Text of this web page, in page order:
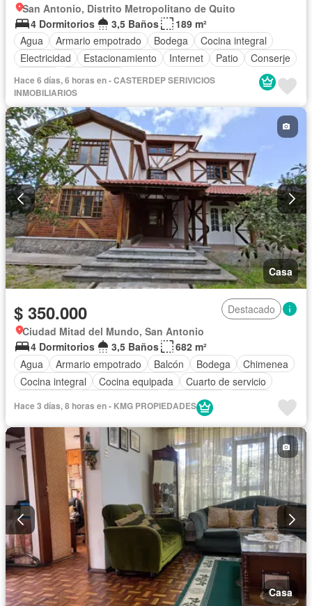
San Antonio, Distrito Metropolitano de Quito
4 Dormitorios
3,5 Baños
189 m²
Agua
Armario empotrado Bodega
Cocina integral
Electricidad
Estacionamiento Internet Patio
Conserje
Terraza
Sin amoblar
Hace 6 días, 6 horas en - CASTERDEP SERIVICIOS
INMOBILIARIOS
Casa
$ 350.000
Destacado
Ciudad Mitad del Mundo, San Antonio
4 Dormitorios
3,5 Baños
682 m²
Agua
Armario empotrado Balcón Bodega
Chimenea
Cocina integral
Cocina equipada
Cuarto de servicio
Gas natural
Vista panorámica
Hace 3 días, 8 horas en - KMG PROPIEDADES
Casa